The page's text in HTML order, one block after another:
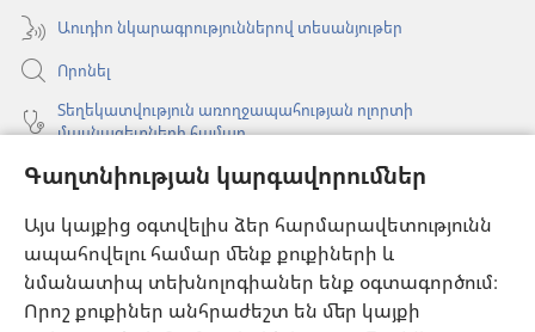
Գաղտնիության կարգավորումներ
Այս կայքից օգտվելիս ձեր հարմարավետությունն
ապահովելու համար մենք քուքիների և
նմանատիպ տեխնոլոգիաներ ենք օգտագործում։
Որոշ քուքիներ անհրաժեշտ են մեր կայքի
Աուդիո նկարագրություններով տեսանյութեր
Որոնել
Տեղեկատվություն առողջապահության ոլորտի
մասնագետների համար
Գլոբալ հաղորդակցություն
Օգնություն
Նվիրատվություններ
(բացվում
է